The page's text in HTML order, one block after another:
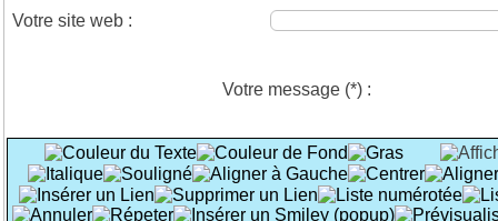
Votre site web :
Votre message (*) :